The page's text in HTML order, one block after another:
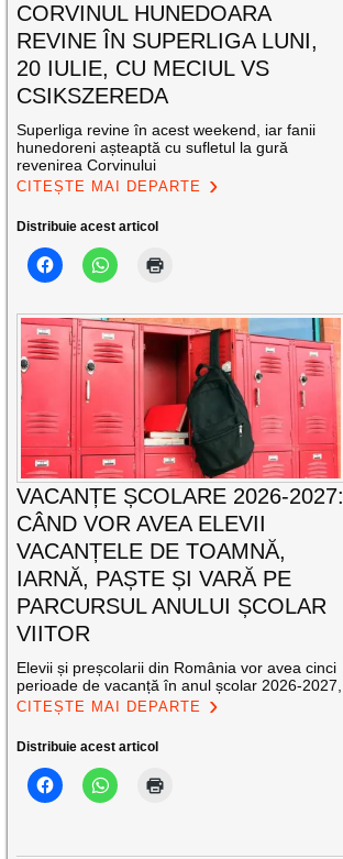
CORVINUL HUNEDOARA
REVINE ÎN SUPERLIGA LUNI,
20 IULIE, CU MECIUL VS
CSIKSZEREDA
Superliga revine în acest weekend, iar fanii
hunedoreni așteaptă cu sufletul la gură
revenirea Corvinului
CITEȘTE MAI DEPARTE
Distribuie acest articol
VACANȚE ȘCOLARE 2026-2027:
CÂND VOR AVEA ELEVII
VACANȚELE DE TOAMNĂ,
IARNĂ, PAȘTE ȘI VARĂ PE
PARCURSUL ANULUI ȘCOLAR
VIITOR
Elevii și preșcolarii din România vor avea cinci
perioade de vacanță în anul școlar 2026-2027,
CITEȘTE MAI DEPARTE
Distribuie acest articol